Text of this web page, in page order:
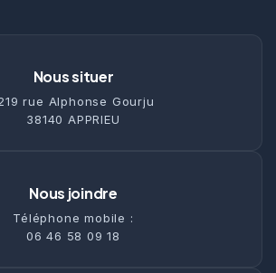
Nous situer
rue Alphonse Gourju
38140 APPRIEU
Nous joindre
Téléphone mobile :
06 46 58 09 18